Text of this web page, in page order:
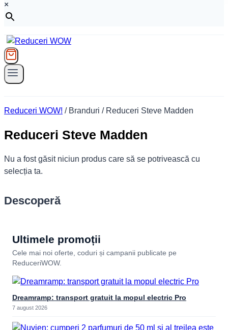
×
Reduceri WOW! / Branduri / Reduceri Steve Madden
Reduceri Steve Madden
Nu a fost găsit niciun produs care să se potrivească cu
selecția ta.
Descoperă
Ultimele promoții
Cele mai noi oferte, coduri și campanii publicate pe
ReduceriWOW.
Dreamramp: transport gratuit la mopul electric Pro
7 august 2026